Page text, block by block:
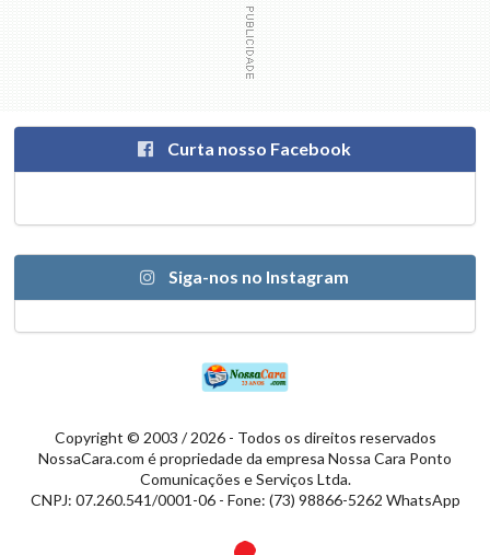
Curta nosso Facebook
Siga-nos no Instagram
Copyright © 2003 / 2026 - Todos os direitos reservados
NossaCara.com é propriedade da empresa Nossa Cara Ponto
Comunicações e Serviços Ltda.
CNPJ: 07.260.541/0001-06 - Fone: (73) 98866-5262 WhatsApp